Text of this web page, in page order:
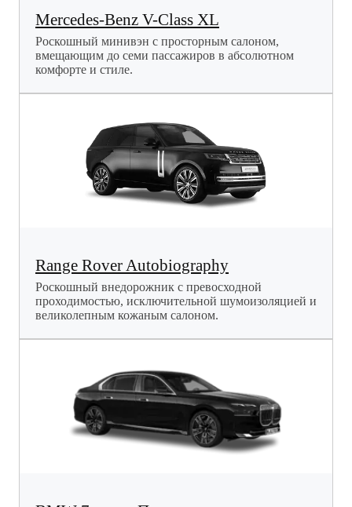
Mercedes-Benz V-Class XL
Роскошный минивэн с просторным салоном,
вмещающим до семи пассажиров в абсолютном
комфорте и стиле.
Range Rover Autobiography
Роскошный внедорожник с превосходной
проходимостью, исключительной шумоизоляцией и
великолепным кожаным салоном.